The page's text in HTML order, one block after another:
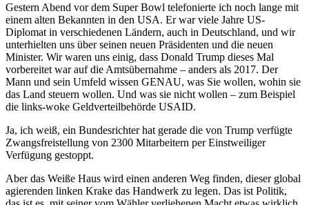
Gestern Abend vor dem Super Bowl telefonierte ich noch lange mit
einem alten Bekannten in den USA. Er war viele Jahre US-
Diplomat in verschiedenen Ländern, auch in Deutschland, und wir
unterhielten uns über seinen neuen Präsidenten und die neuen
Minister. Wir waren uns einig, dass Donald Trump dieses Mal
vorbereitet war auf die Amtsübernahme – anders als 2017. Der
Mann und sein Umfeld wissen GENAU, was Sie wollen, wohin sie
das Land steuern wollen. Und was sie nicht wollen – zum Beispiel
die links-woke Geldverteilbehörde USAID.
Ja, ich weiß, ein Bundesrichter hat gerade die von Trump verfügte
Zwangsfreistellung von 2300 Mitarbeitern per Einstweiliger
Verfügung gestoppt.
Aber das Weiße Haus wird einen anderen Weg finden, dieser global
agierenden linken Krake das Handwerk zu legen. Das ist Politik,